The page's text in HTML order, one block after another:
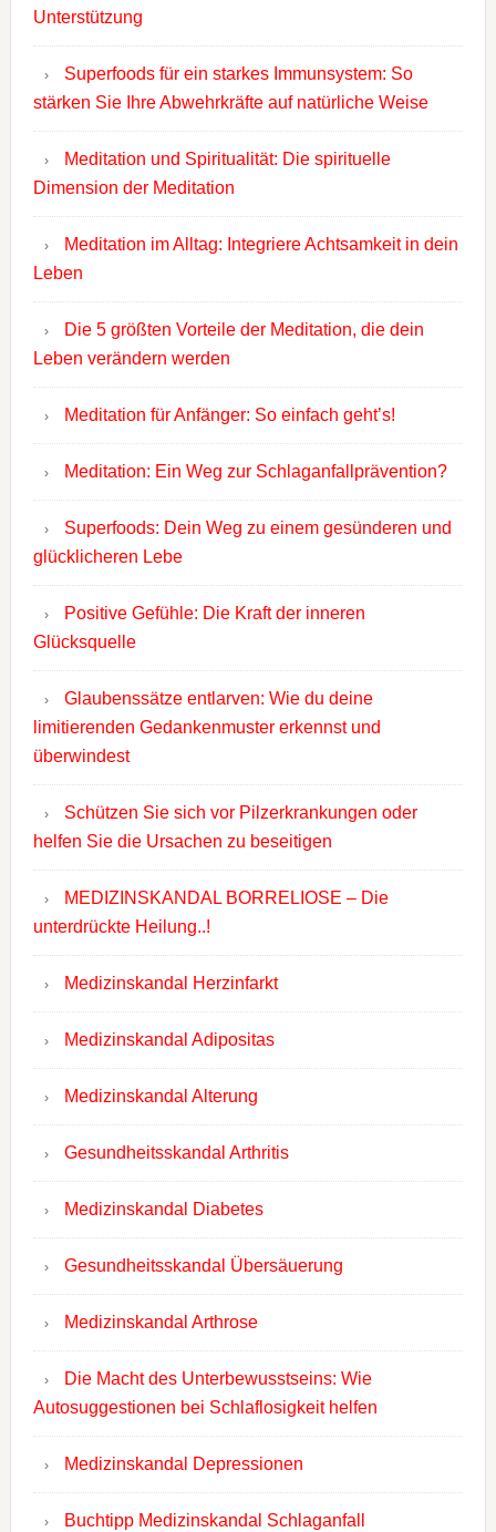
Unterstützung
Superfoods für ein starkes Immunsystem: So
stärken Sie Ihre Abwehrkräfte auf natürliche Weise
Meditation und Spiritualität: Die spirituelle
Dimension der Meditation
Meditation im Alltag: Integriere Achtsamkeit in dein
Leben
Die 5 größten Vorteile der Meditation, die dein
Leben verändern werden
Meditation für Anfänger: So einfach geht’s!
Meditation: Ein Weg zur Schlaganfallprävention?
Superfoods: Dein Weg zu einem gesünderen und
glücklicheren Lebe
Positive Gefühle: Die Kraft der inneren
Glücksquelle
Glaubenssätze entlarven: Wie du deine
limitierenden Gedankenmuster erkennst und
überwindest
Schützen Sie sich vor Pilzerkrankungen oder
helfen Sie die Ursachen zu beseitigen
MEDIZINSKANDAL BORRELIOSE – Die
unterdrückte Heilung..!
Medizinskandal Herzinfarkt
Medizinskandal Adipositas
Medizinskandal Alterung
Gesundheitsskandal Arthritis
Medizinskandal Diabetes
Gesundheitsskandal Übersäuerung
Medizinskandal Arthrose
Die Macht des Unterbewusstseins: Wie
Autosuggestionen bei Schlaflosigkeit helfen
Medizinskandal Depressionen
Buchtipp Medizinskandal Schlaganfall